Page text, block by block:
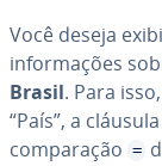
Você deseja
in­for­ma­ções
Brasil. Para
“País”, a cláusula
com­pa­ra­ção =